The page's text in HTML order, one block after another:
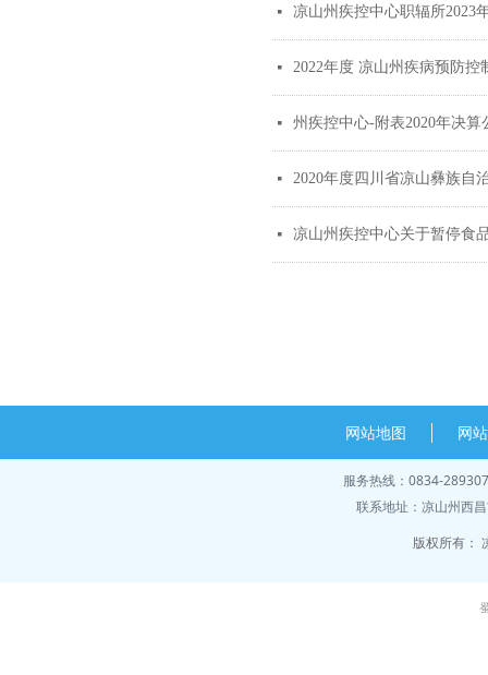
넷 凉山州疾控中心职辐所2023
넷 2022年度 凉山州疾病预防
넷 州疾控中心-附表2020年决算
넷 2020年度四川省凉山彝族自
넷 凉山州疾控中心关于暂停食
网站地图 网
服务热线：0834-
联系地址：凉山州西
版权所有：